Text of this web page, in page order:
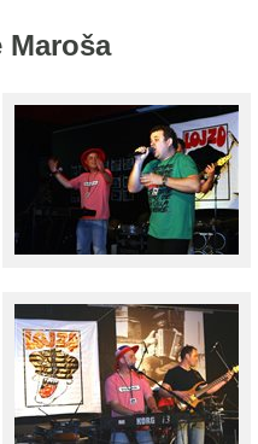
Maroša